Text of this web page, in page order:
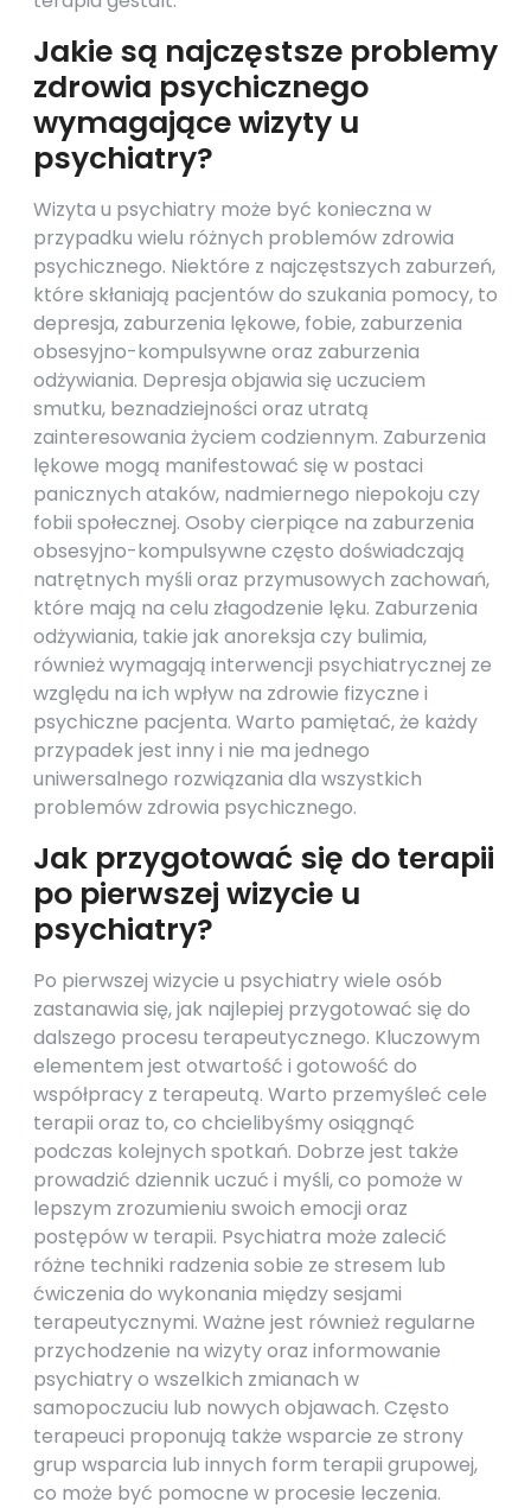
Jakie są najczęstsze problemy
zdrowia psychicznego
wymagające wizyty u
psychiatry?
Wizyta u psychiatry może być konieczna w
przypadku wielu różnych problemów zdrowia
psychicznego. Niektóre z najczęstszych zaburzeń,
które skłaniają pacjentów do szukania pomocy, to
depresja, zaburzenia lękowe, fobie, zaburzenia
obsesyjno-kompulsywne oraz zaburzenia
odżywiania. Depresja objawia się uczuciem
smutku, beznadziejności oraz utratą
zainteresowania życiem codziennym. Zaburzenia
lękowe mogą manifestować się w postaci
panicznych ataków, nadmiernego niepokoju czy
fobii społecznej. Osoby cierpiące na zaburzenia
obsesyjno-kompulsywne często doświadczają
natrętnych myśli oraz przymusowych zachowań,
które mają na celu złagodzenie lęku. Zaburzenia
odżywiania, takie jak anoreksja czy bulimia,
również wymagają interwencji psychiatrycznej ze
względu na ich wpływ na zdrowie fizyczne i
psychiczne pacjenta. Warto pamiętać, że każdy
przypadek jest inny i nie ma jednego
uniwersalnego rozwiązania dla wszystkich
problemów zdrowia psychicznego.
Jak przygotować się do terapii
po pierwszej wizycie u
psychiatry?
Po pierwszej wizycie u psychiatry wiele osób
zastanawia się, jak najlepiej przygotować się do
dalszego procesu terapeutycznego. Kluczowym
elementem jest otwartość i gotowość do
współpracy z terapeutą. Warto przemyśleć cele
terapii oraz to, co chcielibyśmy osiągnąć
podczas kolejnych spotkań. Dobrze jest także
prowadzić dziennik uczuć i myśli, co pomoże w
lepszym zrozumieniu swoich emocji oraz
postępów w terapii. Psychiatra może zalecić
różne techniki radzenia sobie ze stresem lub
ćwiczenia do wykonania między sesjami
terapeutycznymi. Ważne jest również regularne
przychodzenie na wizyty oraz informowanie
psychiatry o wszelkich zmianach w
samopoczuciu lub nowych objawach. Często
terapeuci proponują także wsparcie ze strony
grup wsparcia lub innych form terapii grupowej,
co może być pomocne w procesie leczenia.